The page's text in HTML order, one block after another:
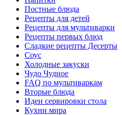
Постные блюда
Рецепты для детей
Рецепты для мультиварки
Рецепты первых блюд
Сладкие рецепты Десерты
Соус
Холодные закуски
Чудо Чудное
FAQ по мультиваркам
Вторые блюда
Идеи сервировки стола
Кухни мира